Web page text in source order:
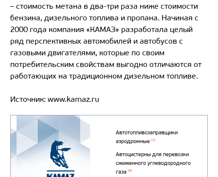
– стоимость метана в два-три раза ниже стоимости
бензина, дизельного топлива и пропана. Начиная с
2000 года компания «КАМАЗ» разработала целый
ряд перспективных автомобилей и автобусов с
газовыми двигателями, которые по своим
потребительским свойствам выгодно отличаются от
работающих на традиционном дизельном топливе.
Источник: www.kamaz.ru